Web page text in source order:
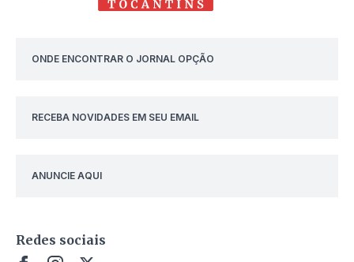
ONDE ENCONTRAR O JORNAL OPÇÃO
RECEBA NOVIDADES EM SEU EMAIL
ANUNCIE AQUI
Redes sociais